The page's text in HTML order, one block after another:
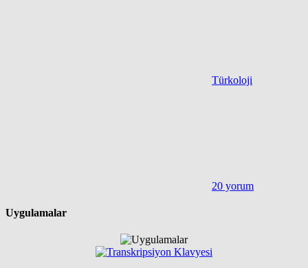
Türkoloji
20 yorum
Uygulamalar